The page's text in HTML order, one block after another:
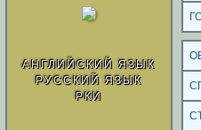
АНГЛИЙСКИЙ ЯЗЫК
РУССКИЙ ЯЗЫК
РКИ